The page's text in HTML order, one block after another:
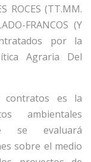
ROCES (TT.MM.
FRANCOS (Y
por la
Agraria Del
contratos es la
ambientales
se evaluará
sobre el medio